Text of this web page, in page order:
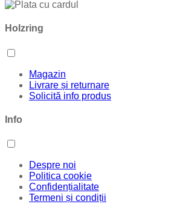
Holzring
Magazin
Livrare și returnare
Solicită info produs
Info
Despre noi
Politica cookie
Confidențialitate
Termeni și condiții